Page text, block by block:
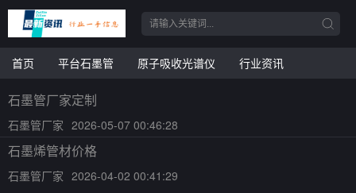
首页 平台石墨管 原子吸收光谱仪 行业资讯
石墨管厂家定制
石墨管厂家 2026-05-07 00:46:28
石墨烯管材价格
石墨管厂家 2026-04-02 00:41:29